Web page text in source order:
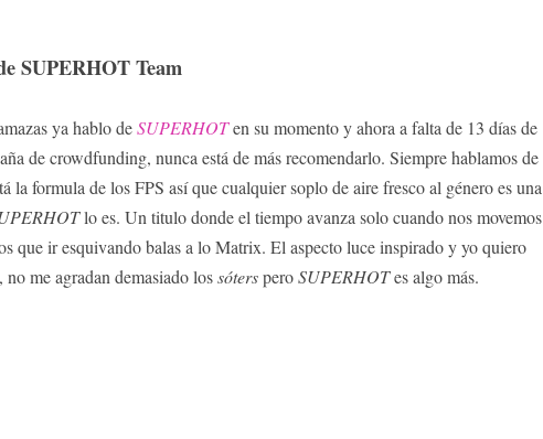
SUPERHOT Team
ya hablo deSUPERHOTen su momento y ahora a falta de 13 días de
de crowdfunding, nunca está de más recomendarlo. Siempre hablamos de
la formula de los FPS así que cualquier soplo de aire fresco al género es una
lo es. Un titulo donde el tiempo avanza solo cuando nos movemos
que ir esquivando balas a lo Matrix. El aspecto luce inspirado y yo quiero
me agradan demasiado lossótersperoSUPERHOTes algo más.